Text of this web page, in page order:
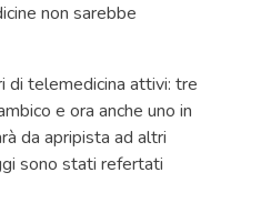
non sarebbe
di telemedicina attivi: tre
e ora anche uno in
da apripista ad altri
sono stati refertati